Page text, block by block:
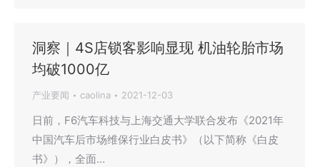
洞察｜4S店锁客影响显现 机油轮胎市场
均破1000亿
产业要闻 caolina 2021-12-03
日前，F6汽车科技与上海交通大学联合发布《2021年
中国汽车后市场维保行业白皮书》（以下简称《白皮
书》），全面…